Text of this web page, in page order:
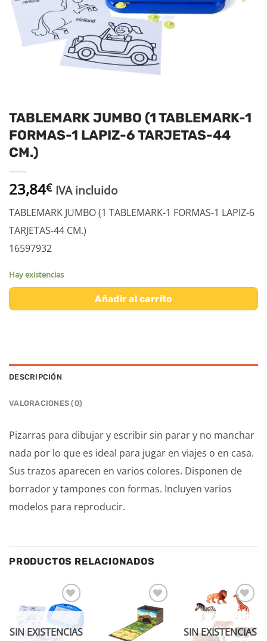
TABLEMARK JUMBO (1 TABLEMARK-1
FORMAS-1 LAPIZ-6 TARJETAS-44
CM.)
23,84€ IVA incluido
TABLEMARK JUMBO (1 TABLEMARK-1 FORMAS-1 LAPIZ-6
TARJETAS-44 CM.)
16597932
Hay existencias
Añadir al carrito
DESCRIPCIÓN
VALORACIONES (0)
Pizarras para dibujar y escribir sin parar y no manchar
nada por lo que es ideal para jugar en viajes o en casa.
Sus trazos aparecen en varios colores. Disponen de
borrador y tampones con formas. Incluyen varios
modelos para reproducir.
PRODUCTOS RELACIONADOS
Añadir
lista de
deseos
SIN EXISTENCIAS
Añadir
a la
lista de
deseos
Añadir
a la
lista de
deseos
SIN EXISTENCIAS